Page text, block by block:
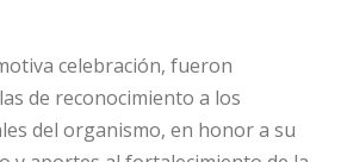
celebración, fueron
de reconocimiento a los
del organismo, en honor a su